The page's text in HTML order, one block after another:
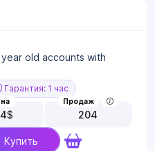
old accounts with
Гарантия: 1 час
$
Продаж
204
Купить